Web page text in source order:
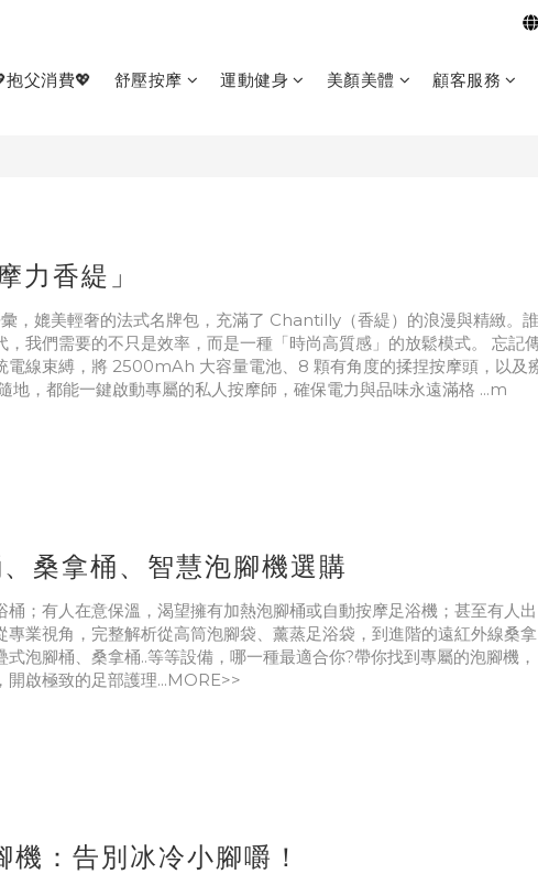
抱父消費💖 舒壓按摩 運動健身 美顏美體 顧客服務
香緹」
，媲美輕奢的法式名牌包，充滿了 Chantilly（香緹）的浪漫與精緻。誰
我們需要的不只是效率，而是一種「時尚高質感」的放鬆模式。 忘記
電線束縛，將 2500mAh 大容量電池、8 顆有角度的揉捏按摩頭，以及
，都能一鍵啟動專屬的私人按摩師，確保電力與品味永遠滿格 ...m
桑拿桶、智慧泡腳機選購
；有人在意保溫，渴望擁有加熱泡腳桶或自動按摩足浴機；甚至有人出
業視角，完整解析從高筒泡腳袋、薰蒸足浴袋，到進階的遠紅外線桑拿
泡腳桶、桑拿桶..等等設備，哪一種最適合你?帶你找到專屬的泡腳機，
開啟極致的足部護理...MORE>>
：告別冰冷小腳嚼！